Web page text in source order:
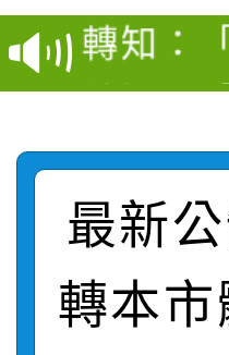
結果(第
賽及師
賽實施
轉知：
比賽實
轉知：
動辦法
轉知臺
城市手
畫影片
轉知：
劇比賽
表
轉知：
敬師藝
【甄選
最新
轉本